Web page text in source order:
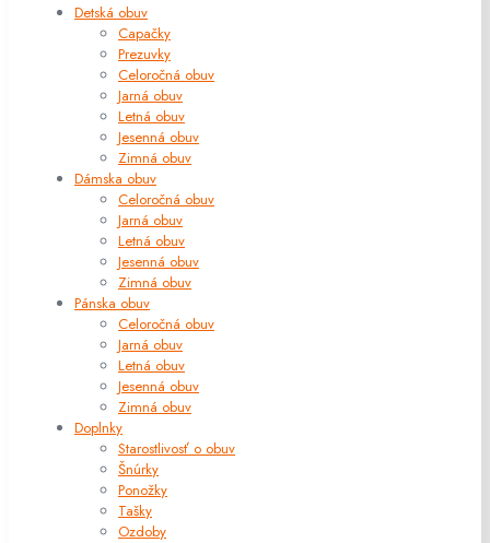
Detská obuv
Capačky
Prezuvky
Celoročná obuv
Jarná obuv
Letná obuv
Jesenná obuv
Zimná obuv
Dámska obuv
Celoročná obuv
Jarná obuv
Letná obuv
Jesenná obuv
Zimná obuv
Pánska obuv
Celoročná obuv
Jarná obuv
Letná obuv
Jesenná obuv
Zimná obuv
Doplnky
Starostlivosť o obuv
Šnúrky
Ponožky
Tašky
Ozdoby